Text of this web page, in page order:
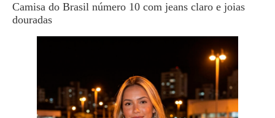
Camisa do Brasil número 10 com jeans claro e joias
douradas